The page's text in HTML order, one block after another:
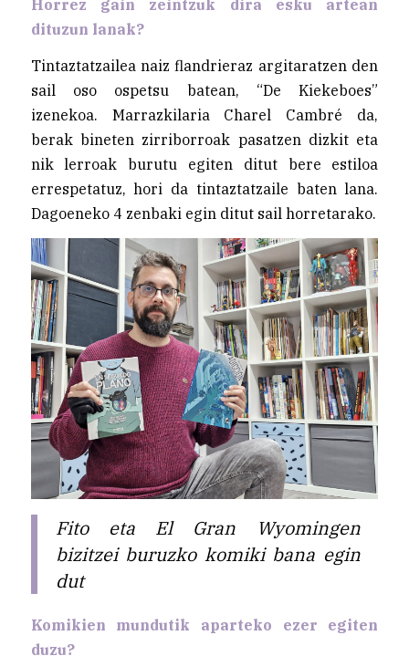
Horrez gain zeintzuk dira esku artean
dituzun lanak?
Tintaztatzailea naiz flandrieraz argitaratzen den
sail oso ospetsu batean, “De Kiekeboes”
izenekoa. Marrazkilaria Charel Cambré da,
berak bineten zirriborroak pasatzen dizkit eta
nik lerroak burutu egiten ditut bere estiloa
errespetatuz, hori da tintaztatzaile baten lana.
Dagoeneko 4 zenbaki egin ditut sail horretarako.
Fito eta El Gran Wyomingen
bizitzei buruzko komiki bana egin
dut
Komikien mundutik aparteko ezer egiten
duzu?